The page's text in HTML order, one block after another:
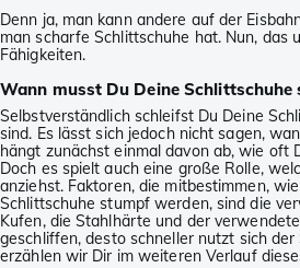
Denn ja, man kann andere auf der
man scharfe Schlittschuhe hat. Nun, das
Fähigkeiten.
Wann musst Du Deine Schlittschuhe
Selbstverständlich schleifst Du Deine
sind. Es lässt sich jedoch nicht sagen,
hängt zunächst einmal davon ab, wie oft
Doch es spielt auch eine große Rolle,
anziehst. Faktoren, die mitbestimmen,
Schlittschuhe stumpf werden, sind die
Kufen, die Stahlhärte und der
geschliffen, desto schneller nutzt sich der
erzählen wir Dir im weiteren Verlauf